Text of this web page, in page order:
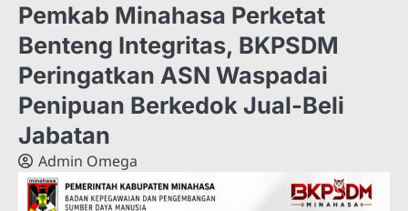
Pemkab Minahasa Perketat
Benteng Integritas, BKPSDM
Peringatkan ASN Waspadai
Penipuan Berkedok Jual-Beli
Jabatan
Admin Omega